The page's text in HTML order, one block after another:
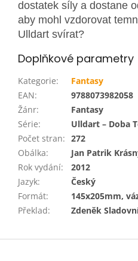
dostatek síly a dostane
aby mohl vzdorovat
Ulldart svírat?
Doplňkové parametry
Kategorie:
Fantasy
EAN:
9788073982058
Žánr:
Fantasy
Série:
Ulldart – Doba
Počet stran: 272
Obálka:
Jan Patrik
Rok vydání:
2012
Jazyk:
Český
Formát:
145x205mm,
Překlad: Zdeněk
Z